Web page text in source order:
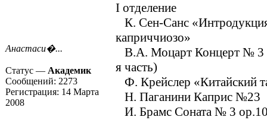
Анастаси�...
Статус — Академик
Сообщений: 2273
Регистрация: 14 Марта
2008
I отделение
К. Сен-Санс
каприччиозо»
В.А. Моцарт Концерт № 3
я часть)
Ф. Крейслер «Китайский
Н. Паганини Каприс №23
И. Брамс Соната № 3